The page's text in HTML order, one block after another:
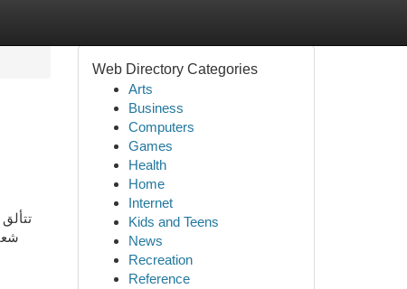
Web Directory Categories
Arts
Business
Computers
Games
Health
Home
Internet
Kids and Teens
News
Recreation
Reference